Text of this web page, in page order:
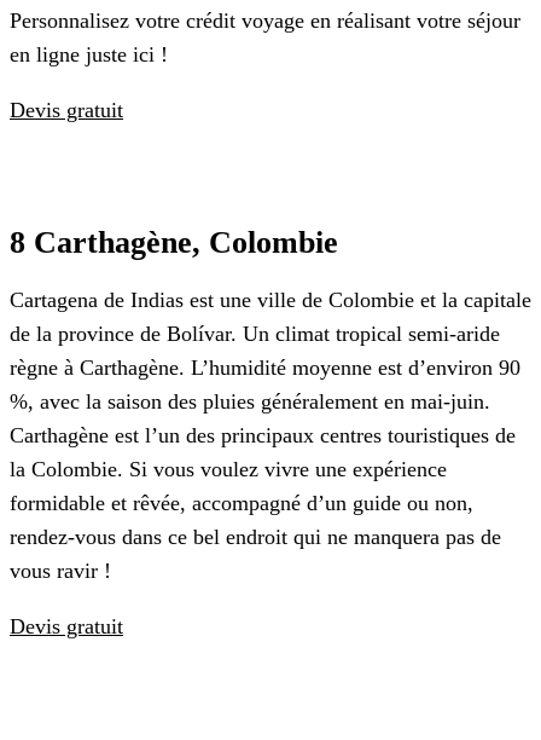
Personnalisez votre crédit voyage en réalisant votre séjour
en ligne juste ici !
Devis gratuit
8 Carthagène, Colombie
Cartagena de Indias est une ville de Colombie et la capitale
de la province de Bolívar. Un climat tropical semi-aride
règne à Carthagène. L’humidité moyenne est d’environ 90
%, avec la saison des pluies généralement en mai-juin.
Carthagène est l’un des principaux centres touristiques de
la Colombie. Si vous voulez vivre une expérience
formidable et rêvée, accompagné d’un guide ou non,
rendez-vous dans ce bel endroit qui ne manquera pas de
vous ravir !
Devis gratuit